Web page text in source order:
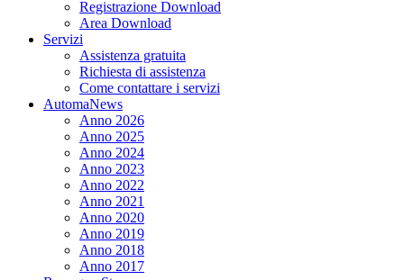
Registrazione Download
Area Download
Servizi
Assistenza gratuita
Richiesta di assistenza
Come contattare i servizi
AutomaNews
Anno 2026
Anno 2025
Anno 2024
Anno 2023
Anno 2022
Anno 2021
Anno 2020
Anno 2019
Anno 2018
Anno 2017